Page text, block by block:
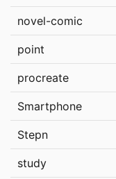
novel-comic
point
procreate
Smartphone
Stepn
study